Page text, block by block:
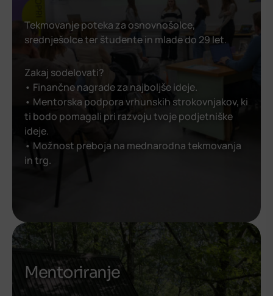
Tekmovanje poteka za osnovnošolce,
srednješolce ter študente in mlade do 29 let.
Zakaj sodelovati?
• Finančne nagrade za najboljše ideje.
• Mentorska podpora vrhunskih strokovnjakov, ki
ti bodo pomagali pri razvoju tvoje podjetniške
ideje.
• Možnost preboja na mednarodna tekmovanja
in trg.
Mentoriranje